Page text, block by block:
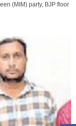
(MIM) party, BJP floor